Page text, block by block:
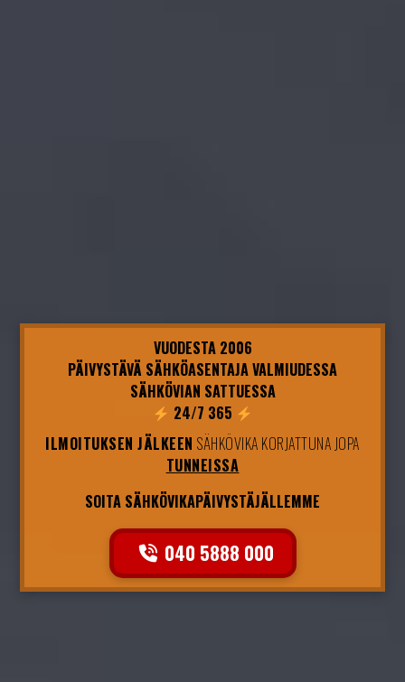
VUODESTA 2006
PÄIVYSTÄVÄ SÄHKÖASENTAJA VALMIUDESSA
SÄHKÖVIAN SATTUESSA
24/7 365
ILMOITUKSEN JÄLKEEN SÄHKÖVIKA KORJATTUNA JOPA
TUNNEISSA
SOITA SÄHKÖVIKAPÄIVYSTÄJÄLLEMME
040 5888 000